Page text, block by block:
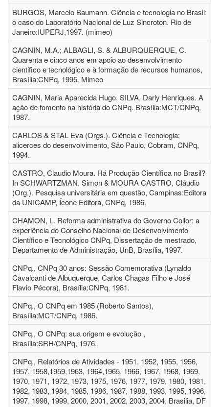
BURGOS, Marcelo Baumann. Ciência e tecnologia no Brasil:
o caso do Laboratório Nacional de Luz Sincroton. Rio de
Janeiro:IUPERJ,1997. (mimeo)
CAGNIN, M.A.; ALBAGLI, S. & ALBURQUERQUE, C.
Quarenta e cinco anos em apoio ao desenvolvimento
cientifico e tecnológico e à formação de recursos humanos,
Brasília:CNPq, 1995. Mimeo
CAGNIN, Maria Aparecida Hugo, SILVA, Darly Henriques. A
ação de fomento na história do CNPq. Brasília:MCT/CNPq,
1987.
CARLOS & STAL Eva (Orgs.). Ciência e Tecnologia:
alicerces do desenvolvimento, São Paulo, Cobram, CNPq,
1994.
CASTRO, Claudio Moura. Há Produção Científica no Brasil?
In SCHWARTZMAN, Simon & MOURA CASTRO, Cláudio
(Org.). Pesquisa universitária em questão, Campinas:Editora
da UNICAMP, Ícone Editora, CNPq, 1986.
CHAMON, L. Reforma administrativa do Governo Collor: a
experiência do Conselho Nacional de Desenvolvimento
Científico e Tecnológico CNPq, Dissertação de mestrado,
Departamento de Administração, UnB, Brasília, 1997.
CNPq., CNPq 30 anos: Sessão Comemorativa (Lynaldo
Cavalcanti de Albuquerque, Carlos Chagas Filho e José
Flavio Pécora), Brasília:CNPq, 1981.
CNPq., O CNPq em 1985 (Roberto Santos),
Brasília:MCT/CNPq, 1986.
CNPq., O CNPq: sua origem e evolução ,
Brasília:SRH/CNPq, 1976.
CNPq., Relatórios de Atividades - 1951, 1952, 1955, 1956,
1957, 1958,1959,1963, 1964,1965, 1966, 1967, 1968, 1969,
1970, 1971, 1972, 1973, 1975, 1976, 1977, 1979, 1980, 1981,
1982, 1983, 1984, 1985, 1986, 1987, 1988, 1993, 1995, 1996,
1997, 1998, 1999, 2000, 2001, 2002, 2003, 2004, Brasilia, DF